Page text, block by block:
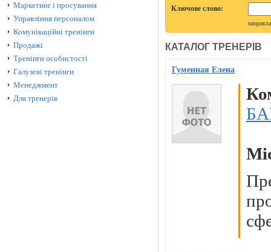
Маркетинг і просування
Управління персоналом
Комунікаційні тренінги
Продажі
Тренінги особистості
Галузеві тренінги
Менеджмент
Для тренерів
Ключове слово:
КАТАЛОГ ТРЕНЕРІВ
Гуменная Елена